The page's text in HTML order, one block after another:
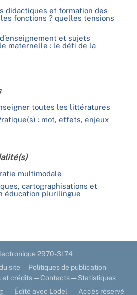
didactiques et formation des
fonctions ? quelles tensions
et sujets
maternelle : le défi de la
toutes les littératures
: mot, effets, enjeux
multimodale
cartographisations et
éducation plurilingue
2970-3174
site —Politiques de publication —
et crédits—Contacts—Statistiques
— Édité avec Lodel — Accès réservé